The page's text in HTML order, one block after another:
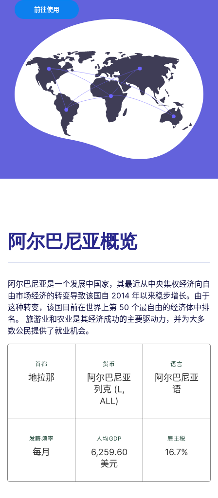
前往使用
阿尔巴尼亚概览
阿尔巴尼亚是一个发展中国家，其最近从中央集权经济向自
由市场经济的转变导致该国自 2014 年以来稳步增长。由于
这种转变，该国目前在世界上第 50 个最自由的经济体中排
名。 旅游业和农业是其经济成功的主要驱动力，并为大多
数公民提供了就业机会。
首都
地拉那
货币
阿尔巴尼亚
列克 (L,
ALL)
语言
阿尔巴尼亚
语
发薪频率
每月
人均GDP
6,259.60
美元
雇主税
16.7%